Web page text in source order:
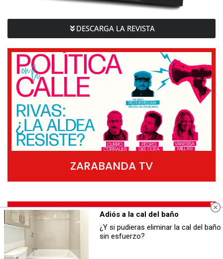
DESCARGA LA REVISTA
ZARABANDA TV
Adiós a la cal del baño
¿Y si pudieras eliminar la cal del baño
sin esfuerzo?